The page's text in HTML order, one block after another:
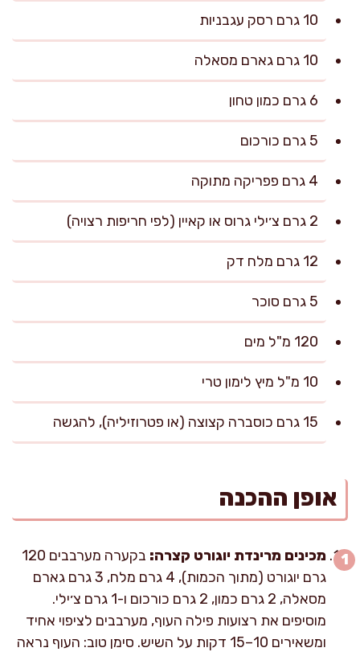
10 גרם רסק עגבניות
10 גרם גארם מסאלה
6 גרם כמון טחון
5 גרם כורכום
4 גרם פפריקה מתוקה
2 גרם צ׳ילי גרוס או קאיין (לפי חריפות רצויה)
12 גרם מלח דק
5 גרם סוכר
120 מ"ל מים
10 מ"ל מיץ לימון טרי
15 גרם כוסברה קצוצה (או פטרוזיליה), להגשה
אופן ההכנה
מכינים מרינדת יוגורט קצרה:
בקערה מערבבים 120
גרם יוגורט (מתוך הכמות), 4 גרם מלח, 3 גרם גארם
מסאלה, 2 גרם כמון, 2 גרם כורכום ו-1 גרם צ׳ילי.
מוסיפים את רצועות פילה העוף, מערבבים לציפוי אחיד
ומשאירים 10–15 דקות על השיש. סימן טוב: העוף נראה